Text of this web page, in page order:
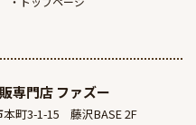
専門店 ファズー
町3-1-15
藤沢BASE 2F